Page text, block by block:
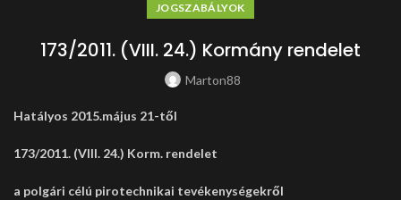
JOGSZABÁLYOK
173/2011. (VIII. 24.) Kormány rendelet
Marton88
Hatályos 2015.május 21-től
173/2011. (VIII. 24.) Korm. rendelet
a polgári célú pirotechnikai tevékenységekről